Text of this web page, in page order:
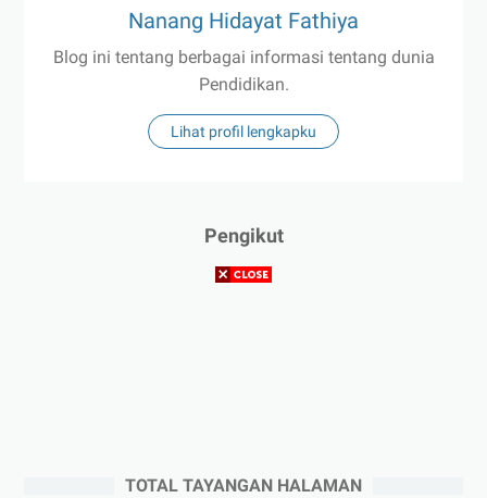
Nanang Hidayat Fathiya
Blog ini tentang berbagai informasi tentang dunia
Pendidikan.
Lihat profil lengkapku
Pengikut
TOTAL TAYANGAN HALAMAN